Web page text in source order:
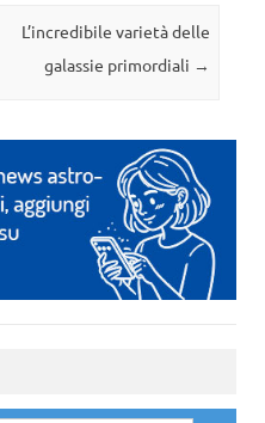
L’incredibile varietà delle
galassie primordiali →